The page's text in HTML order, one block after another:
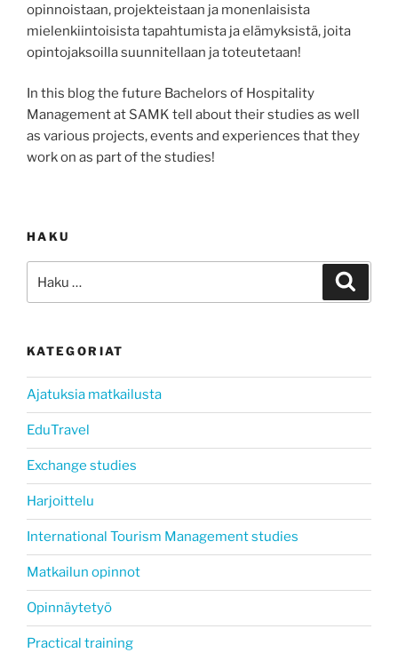
opinnoistaan, projekteistaan ja monenlaisista
mielenkiintoisista tapahtumista ja elämyksistä, joita
opintojaksoilla suunnitellaan ja toteutetaan!
In this blog the future Bachelors of Hospitality
Management at SAMK tell about their studies as well
as various projects, events and experiences that they
work on as part of the studies!
HAKU
KATEGORIAT
Ajatuksia matkailusta
EduTravel
Exchange studies
Harjoittelu
International Tourism Management studies
Matkailun opinnot
Opinnäytetyö
Practical training